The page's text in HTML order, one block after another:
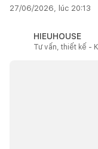
27/06/2026, lúc 20:13
HIEUHOUSE
Tư vấn, thiết kế -